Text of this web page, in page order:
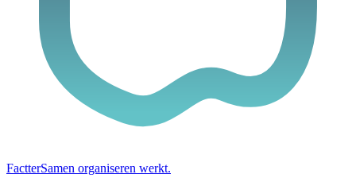
FactterSamen organiseren werkt.